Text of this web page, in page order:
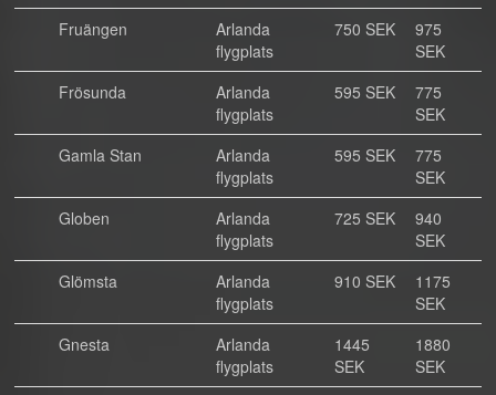
Fruängen
Arlanda
flygplats
750 SEK
975
SEK
Frösunda
Arlanda
flygplats
595 SEK
775
SEK
Gamla Stan
Arlanda
flygplats
595 SEK
775
SEK
Globen
Arlanda
flygplats
725 SEK
940
SEK
Glömsta
Arlanda
flygplats
910 SEK
1175
SEK
Gnesta
Arlanda
flygplats
1445
SEK
1880
SEK